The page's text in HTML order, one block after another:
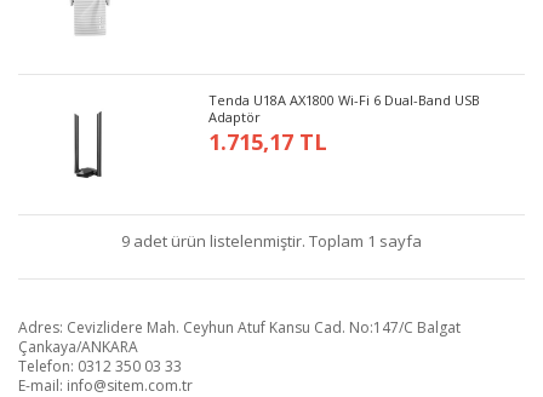
Tenda U18A AX1800 Wi-Fi 6 Dual-Band USB
Adaptör
1.715,17 TL
9 adet ürün listelenmiştir. Toplam 1 sayfa
Adres: Cevizlidere Mah. Ceyhun Atuf Kansu Cad. No:147/C Balgat
Çankaya/ANKARA
Telefon: 0312 350 03 33
E-mail: info@sitem.com.tr